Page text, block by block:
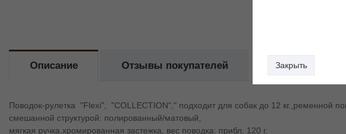
Закрыть
Описание
Поводок-рулетка "Flexi", "COLLECTION"," подходит для собак до 12 кг.,ременной
смешанной структурой: полированный/матовый,
мягкая ручка,хромированная застежка, вес поводка: прибл. 120 г.
Отзывы покупателей